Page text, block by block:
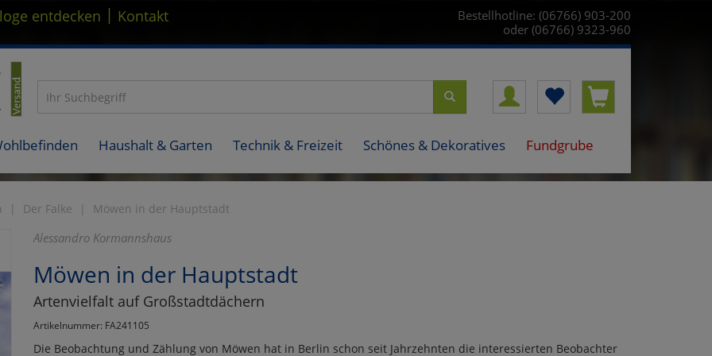
entdecken | Kontakt
Bestellhotline: (06766) 903-200
oder (06766) 9323-960
Haushalt & Garten Technik & Freizeit Schönes & Dekoratives Fundgrube
Der Falke Möwen in der Hauptstadt
Alessandro Kormannshaus
Möwen in der Hauptstadt
Artenvielfalt auf Großstadtdächern
Artikelnummer: FA241105
Die Beobachtung und Zählung von Möwen hat in Berlin schon seit Jahrzehnten die interessierten Beobachter